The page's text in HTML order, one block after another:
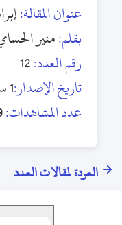
عنوان المقالة:
بقلم:منير
رقم العدد:12
تاريخ الإصدار:1 سبتمبر 1946
عدد المشاهدات:
العودة لمقالات العدد